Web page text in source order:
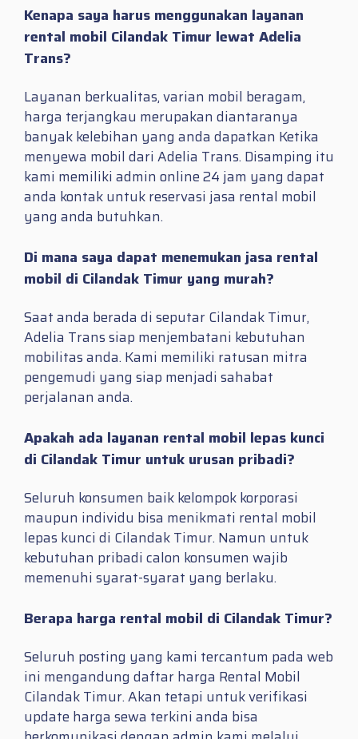
Kenapa saya harus menggunakan layanan
rental mobil Cilandak Timur lewat Adelia
Trans?
Layanan berkualitas, varian mobil beragam,
harga terjangkau merupakan diantaranya
banyak kelebihan yang anda dapatkan Ketika
menyewa mobil dari Adelia Trans. Disamping itu
kami memiliki admin online 24 jam yang dapat
anda kontak untuk reservasi jasa rental mobil
yang anda butuhkan.
Di mana saya dapat menemukan jasa rental
mobil di Cilandak Timur yang murah?
Saat anda berada di seputar Cilandak Timur,
Adelia Trans siap menjembatani kebutuhan
mobilitas anda. Kami memiliki ratusan mitra
pengemudi yang siap menjadi sahabat
perjalanan anda.
Apakah ada layanan rental mobil lepas kunci
di Cilandak Timur untuk urusan pribadi?
Seluruh konsumen baik kelompok korporasi
maupun individu bisa menikmati rental mobil
lepas kunci di Cilandak Timur. Namun untuk
kebutuhan pribadi calon konsumen wajib
memenuhi syarat-syarat yang berlaku.
Berapa harga rental mobil di Cilandak Timur?
Seluruh posting yang kami tercantum pada web
ini mengandung daftar harga Rental Mobil
Cilandak Timur. Akan tetapi untuk verifikasi
update harga sewa terkini anda bisa